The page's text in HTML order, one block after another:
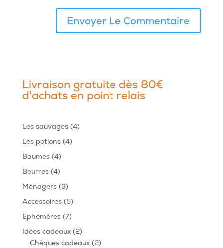
Livraison gratuite dès 80€
d'achats en point relais
Les sauvages 44
Les potions 44
Baumes 44
produits
Beurres 44
produits
Ménagers 33
produits
Accessoires 55
produits
Ephémères 77
produits
Idées cadeaux 22
produits
Chèques cadeaux 22